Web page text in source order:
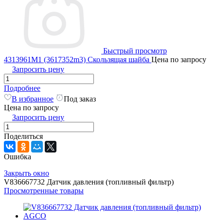
Быстрый просмотр
4313961M1 (3617352m3) Скользящая шайба Цена по запросу
Запросить цену
Подробнее
В избранное
Под заказ
Цена по запросу
Запросить цену
Поделиться
Ошибка
Закрыть окно
V836667732 Датчик давления (топливный фильтр)
Просмотренные товары